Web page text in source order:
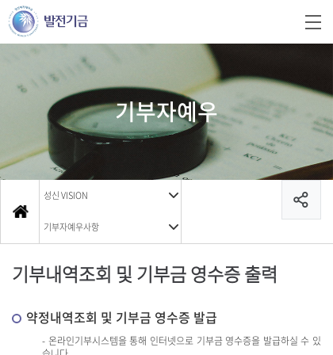
기부자예우
성신 VISION
기부자예우사항
기부내역조회 및 기부금 영수증 출력
약정내역조회 및 기부금 영수증 발급
- 온라인기부시스템을 통해 인터넷으로 기부금 영수증을 발급하실 수 있